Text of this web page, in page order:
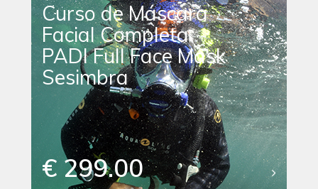
Curso de Máscara
Facial Completa
PADI Full Face Mask
Sesimbra
€ 299.00